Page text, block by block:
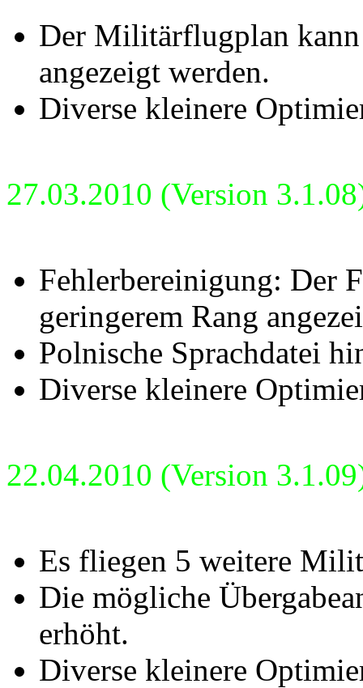
Der Militärflugplan
angezeigt werden.
Diverse kleinere
27.03.2010 (Version
Fehlerbereinigung: Der
geringerem Rang
Polnische Sprachdatei
Diverse kleinere
22.04.2010 (Version
Es fliegen 5 weitere
Die mögliche
erhöht.
Diverse kleinere